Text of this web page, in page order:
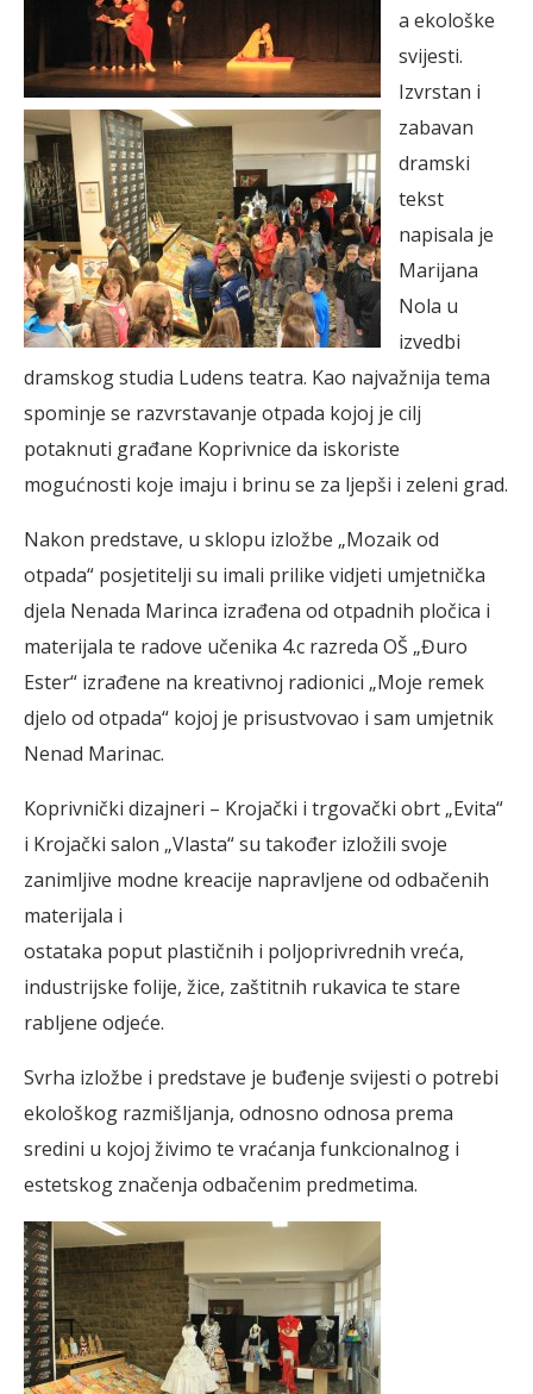
a ekološke
svijesti.
Izvrstan i
zabavan
dramski
tekst
napisala je
Marijana
Nola u
izvedbi
dramskog studia Ludens teatra. Kao najvažnija tema
spominje se razvrstavanje otpada kojoj je cilj
potaknuti građane Koprivnice da iskoriste
mogućnosti koje imaju i brinu se za ljepši i zeleni grad.
Nakon predstave, u sklopu izložbe „Mozaik od
otpada“ posjetitelji su imali prilike vidjeti umjetnička
djela Nenada Marinca izrađena od otpadnih pločica i
materijala te radove učenika 4.c razreda OŠ „Đuro
Ester“ izrađene na kreativnoj radionici „Moje remek
djelo od otpada“ kojoj je prisustvovao i sam umjetnik
Nenad Marinac.
Koprivnički dizajneri – Krojački i trgovački obrt „Evita“
i Krojački salon „Vlasta“ su također izložili svoje
zanimljive modne kreacije napravljene od odbačenih
materijala i
ostataka poput plastičnih i poljoprivrednih vreća,
industrijske folije, žice, zaštitnih rukavica te stare
rabljene odjeće.
Svrha izložbe i predstave je buđenje svijesti o potrebi
ekološkog razmišljanja, odnosno odnosa prema
sredini u kojoj živimo te vraćanja funkcionalnog i
estetskog značenja odbačenim predmetima.